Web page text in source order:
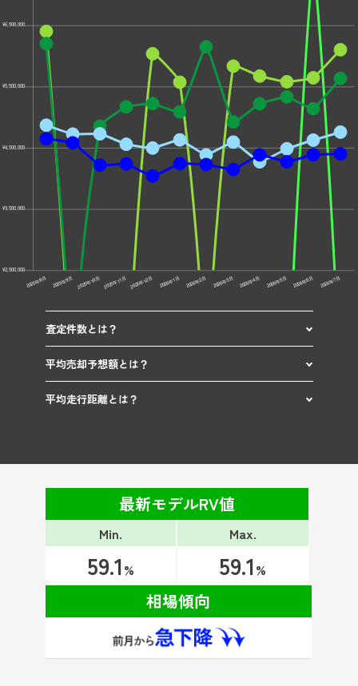
査定件数とは？
平均売却予想額とは？
平均走行距離とは？
最新モデルRV値
Min.
59.1%
Max.
59.1%
相場傾向